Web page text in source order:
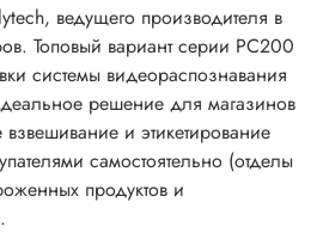
ведущего производителя в
Топовый вариант серии PC200
системы видеораспознавания
решение для магазинов
и этикетирование
самостоятельно (отделы
продуктов и